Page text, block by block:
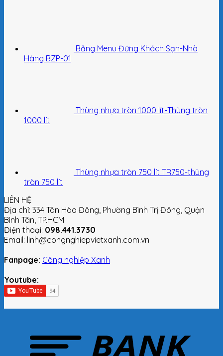
Bảng Menu Đứng Khách Sạn-Nhà
Hàng BZP-01
Thùng nhựa tròn 1000 lít-Thùng tròn
1000 lít
Thùng nhựa tròn 750 lít TR750-thùng
tròn 750 lít
LIÊN HỆ
Địa chỉ: 334 Tân Hòa Đông, Phường Bình Trị Đông, Quận
Bình Tân, TP.HCM
Điện thoại: 098.441.3730
Email: linh@congnghiepvietxanh.com.vn
Fanpage: Công nghiệp Xanh
Youtube: